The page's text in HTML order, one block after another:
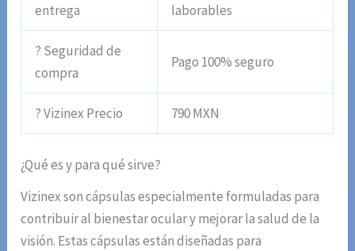
entrega
laborables
? Seguridad de
compra
Pago 100% seguro
? Vizinex Precio 790 MXN
¿Qué es y para qué sirve?
Vizinex son cápsulas especialmente formuladas para
contribuir al bienestar ocular y mejorar la salud de la
visión. Estas cápsulas están diseñadas para